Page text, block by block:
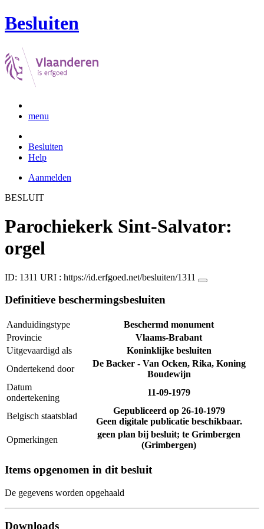
Besluiten
menu
Besluiten
Help
Aanmelden
BESLUIT
Parochiekerk Sint-Salvator:
orgel
ID: 1311 URI : https://id.erfgoed.net/besluiten/1311
Definitieve beschermingsbesluiten
Aanduidingstype
Beschermd monument
Provincie
Vlaams-Brabant
Uitgevaardigd als
Koninklijke besluiten
Ondertekend door
De Backer - Van Ocken, Rika, Koning
Boudewijn
Datum
ondertekening
11-09-1979
Belgisch staatsblad
Gepubliceerd op 26-10-1979
Geen digitale publicatie beschikbaar.
Opmerkingen
geen plan bij besluit; te Grimbergen
(Grimbergen)
Items opgenomen in dit besluit
De gegevens worden opgehaald
Downloads